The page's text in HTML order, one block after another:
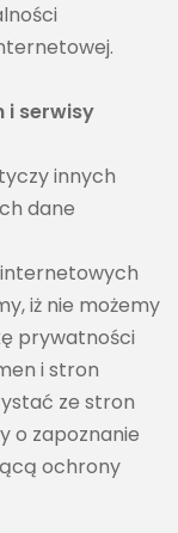
i serwisy
innych
dane
iż nie możemy
prywatności
i stron
ze stron
o zapoznanie
ochrony